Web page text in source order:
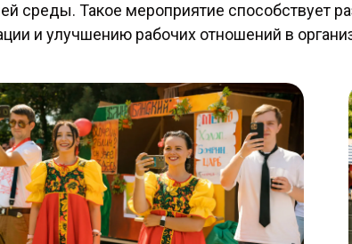
среды. Такое мероприятие способствует
и улучшению рабочих отношений в